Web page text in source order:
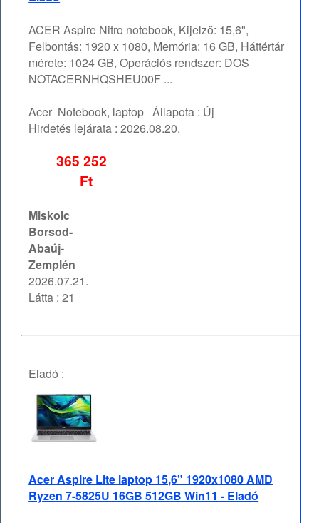
ACER Aspire Nitro notebook, Kijelző: 15,6",
Felbontás: 1920 x 1080, Memória: 16 GB, Háttértár
mérete: 1024 GB, Operációs rendszer: DOS
NOTACERNHQSHEU00F ...
Acer Notebook, laptop Állapota : Új
Hirdetés lejárata :2026.08.20.
365 252
Ft
Miskolc
Borsod-
Abaúj-
Zemplén
2026.07.21.
Látta : 21
Eladó :
Acer Aspire Lite laptop 15,6" 1920x1080 AMD
Ryzen 7-5825U 16GB 512GB Win11 - Eladó